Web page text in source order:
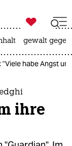

taz zahl ich
gewalt
habe Angst
ihre